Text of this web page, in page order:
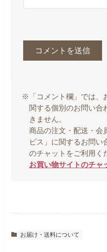
※「コメント欄」では、
関する個別のお問い合
きません。
商品の注文・配送・会
ビス」に関するお問い
のチャットをご利用く
お買い物サイトのチャ
お届け・送料について